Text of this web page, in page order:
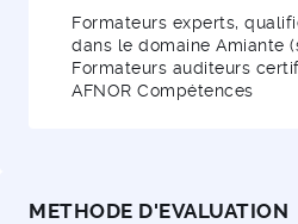
Formateurs experts,
dans le domaine Amiante
Formateurs auditeurs
AFNOR Compétences
METHODE D'EVALUATION